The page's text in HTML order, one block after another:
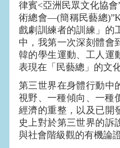
律賓<亞洲民眾文化協會
術總會—(簡稱民藝總)”
戲劇訓練者的訓練」的
中，我第一次深刻體會
韓的學生運動、工人運
表現在「民藝總」的文
第三世界在身體行動中
視野、一種傾向、一種
經濟的重整，以及已開
史上對於第三世界的訴
與社會階級觀的有機論